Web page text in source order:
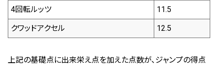
4回転ルッツ 11.5
クワッドアクセル 12.5
上記の基礎点に出来栄え点を加えた点数が、ジャンプの得点